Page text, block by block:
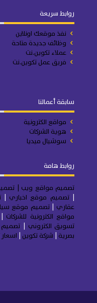
روابط سريعة
نفذ موقعك اونلاين
وظائف جديدة متاحة
عملاء تكوين.نت
فريق عمل تكوين.نت
سابقة أعمالنا
مواقع الكترونية
هوية الشركات
سوشيال ميديا
روابط هامة
تصميم مواقع ويب |
|تصميم موقع اخباري |
عقاري |تصميم موقع
مواقع الكترونية للشركات
تسويق الكتروني
تصميم
بصرية شركة تكوين